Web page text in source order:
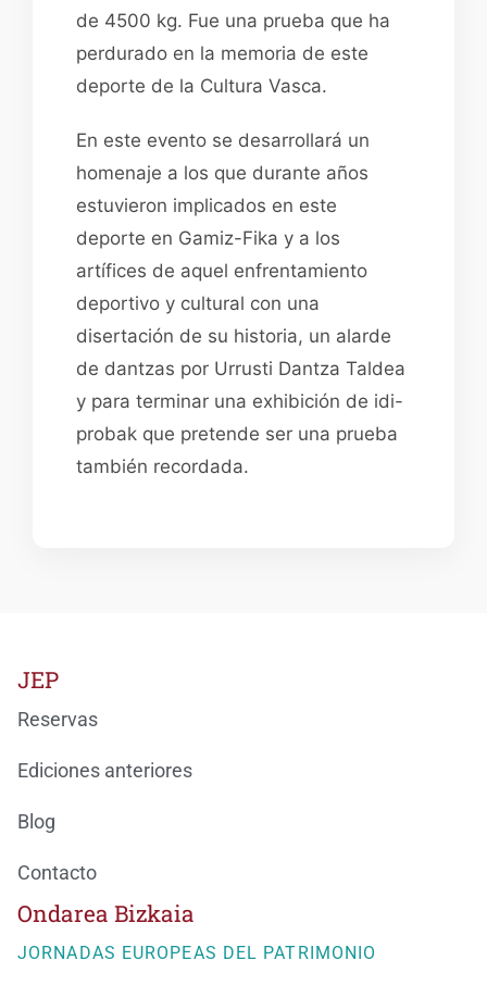
de 4500 kg. Fue una prueba que ha
perdurado en la memoria de este
deporte de la Cultura Vasca.
En este evento se desarrollará un
homenaje a los que durante años
estuvieron implicados en este
deporte en Gamiz-Fika y a los
artífices de aquel enfrentamiento
deportivo y cultural con una
disertación de su historia, un alarde
de dantzas por Urrusti Dantza Taldea
y para terminar una exhibición de idi-
probak que pretende ser una prueba
también recordada.
Ondarea Bizkaia
JORNADAS EUROPEAS DEL PATRIMONIO
JEP
Reservas
Ediciones anteriores
Blog
Contacto